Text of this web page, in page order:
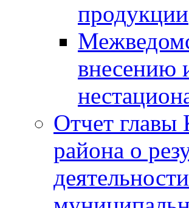
продукции
внесению
Отчет
района о